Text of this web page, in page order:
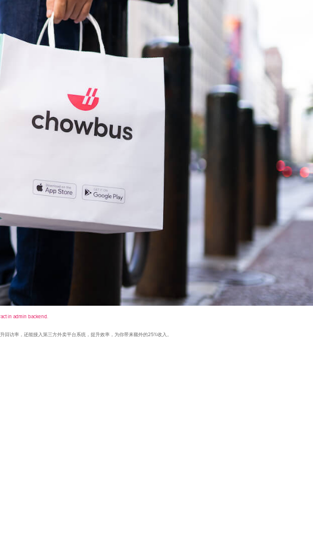
in admin backend.
访率，还能接入第三方外卖平台系统，提升效率，为你带来额外的25%收入。